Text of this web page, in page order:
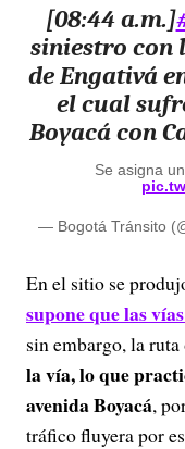
[08:44 a.m.]
siniestro con
de Engativá
el cual
Boyacá con
Se asigna
— Bogotá Tránsito
En el sitio se
supone que las
sin embargo, la ruta
la vía, lo que
avenida Boyacá,
tráfico fluyera por